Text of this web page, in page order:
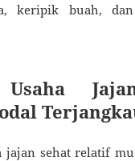
keripik buah,
Usaha
jajan sehat relatif